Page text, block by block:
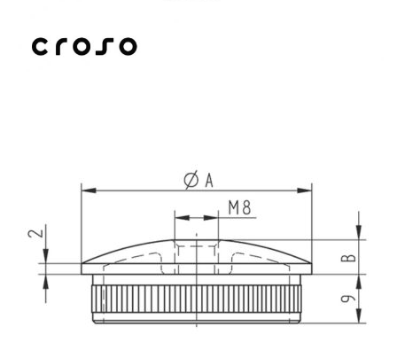
Montanti echipati balustrada inox
Sisteme tabla perforata